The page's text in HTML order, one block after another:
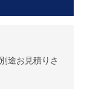
途お見積りさ